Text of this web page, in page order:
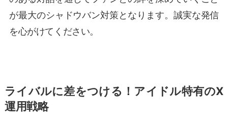
が最大のシャドウバン対策となります。誠実な発信
を心がけてください。
ライバルに差をつける！アイドル特有のX
運用戦略